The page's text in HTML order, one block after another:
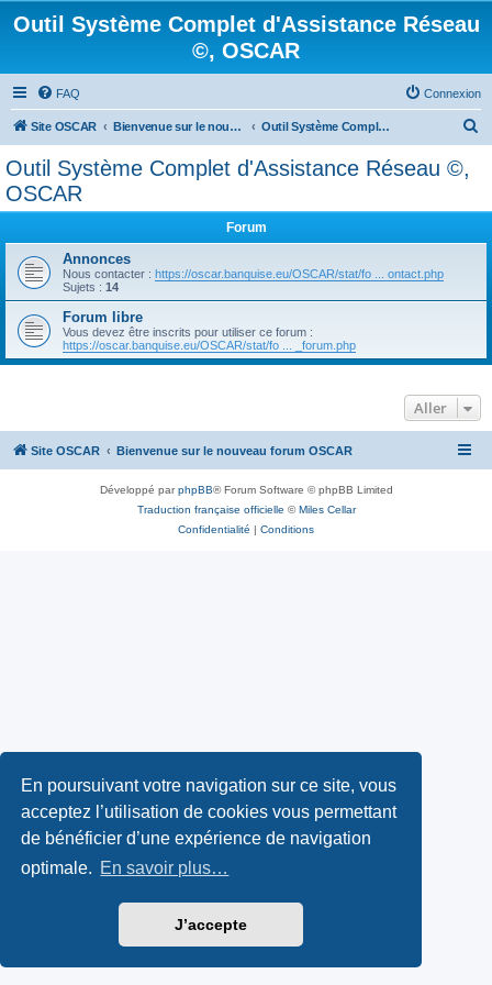
En poursuivant votre navigation sur ce site, vous
acceptez l’utilisation de cookies vous permettant
de bénéficier d’une expérience de navigation
optimale. En savoir plus…
J’accepte
Outil Système Complet d'Assistance Réseau
©, OSCAR
FAQ Connexion
Site OSCAR Bienvenue sur le nouveau forum OSCAR Outil Système Complet d'Assistance Réseau ©, OSCAR
r
Outil Système Complet d'Assistance Réseau ©,
OSCAR
Forum
Annonces
Nous contacter : https://oscar.banquise.eu/OSCAR/stat/fo ... ontact.php
Sujets : 14
Forum libre
Vous devez être inscrits pour utiliser ce forum :
https://oscar.banquise.eu/OSCAR/stat/fo ... _forum.php
Aller
Site OSCAR Bienvenue sur le nouveau forum OSCAR
Développé parphpBB® Forum Software © phpBB Limited
Traduction française officielle ©Miles Cellar
Confidentialité | Conditions